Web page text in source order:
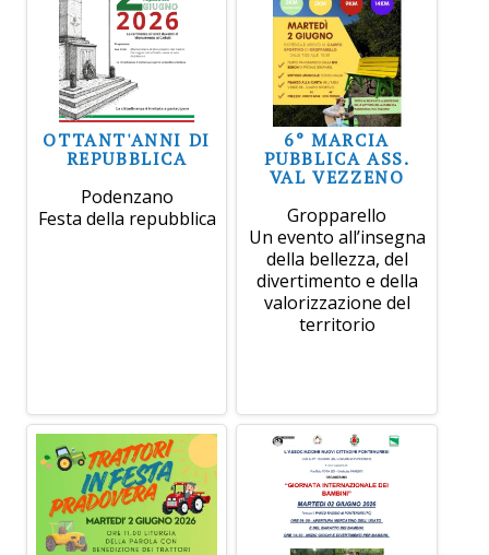
OTTANT'ANNI DI
REPUBBLICA
Podenzano
Festa della repubblica
6° MARCIA
PUBBLICA ASS.
VAL VEZZENO
Gropparello
Un evento all’insegna
della bellezza, del
divertimento e della
valorizzazione del
territorio